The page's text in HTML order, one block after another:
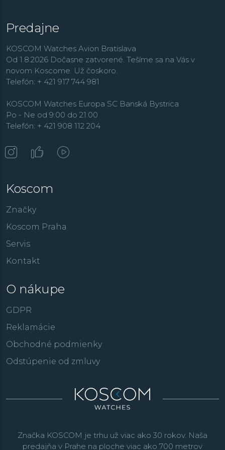
Predajne
KOSCOM Watches Avion Bratislava
Od 1.8.2026 Dočasne zatvorené. Tešíme sa na Vás v
novom Koscome. Už čoskoro.
Telefón: + 421 917 744 981
KOSCOM Watches Europa SC Banská Bystrica
Po - Ne od 9:00 do 21:00
Telefón: + 421 908 112 204
Koscom
Značky
Koscom Praha
Servis
Kontakt
O nákupe
GDPR
Reklamácie
Obchodné podmienky
Odstúpenie od zmluvy
Značka KOSCOM je trhu už viac ako 30 rokov. Naša
predajňa v Prahe na ploche viac ako 700 metrov